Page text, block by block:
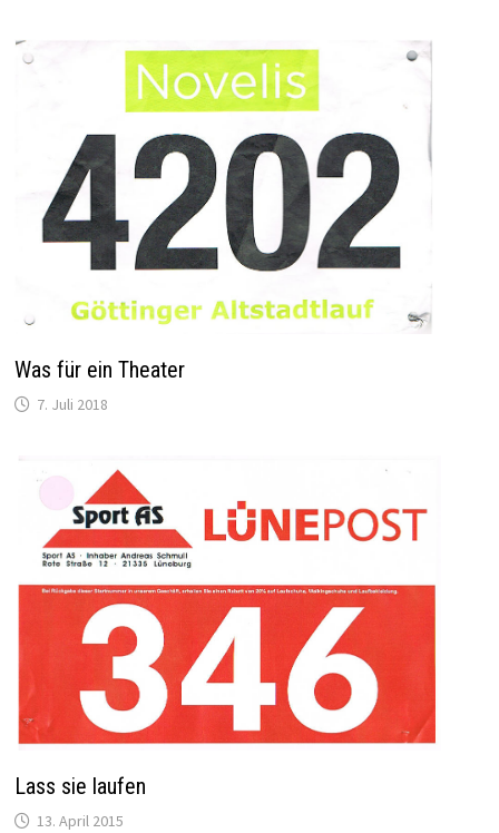
Was für ein Theater
7. Juli 2018
Lass sie laufen
13. April 2015